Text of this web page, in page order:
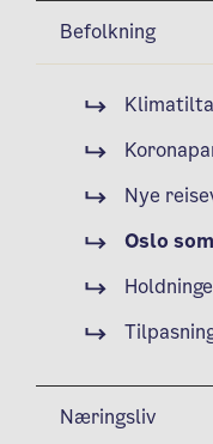
Befolkning
Nye
Oslo
Næringsliv